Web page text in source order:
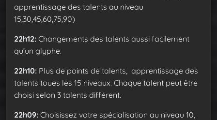
apprentissage des talents au niveau
15,30,45,60,75,90)
22h12: Changements des talents aussi facilement
qu’un glyphe.
22h10: Plus de points de talents, apprentissage des
talents toues les 15 niveaux. Chaque talent peut être
choisi selon 3 talents différent.
22h09: Choisissez votre spécialisation au niveau 10,